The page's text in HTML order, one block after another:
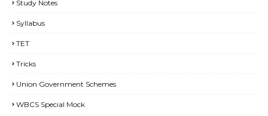
Study Notes
Syllabus
TET
Tricks
Union Government Schemes
WBCS Special Mock